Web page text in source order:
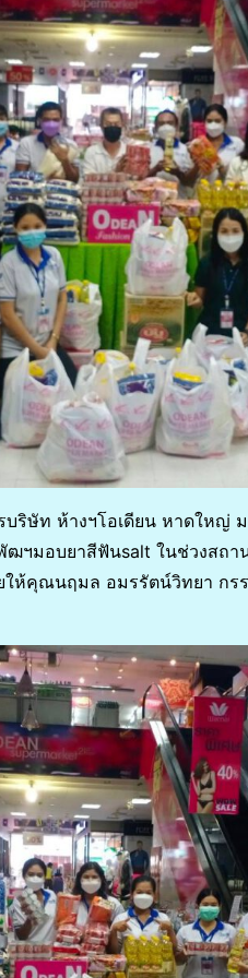
ษัท ห้างฯโอเดียน หาดใหญ่
ฯมอบยาสีฟันsalt ในช่วงสถา
ห้คุณนฤมล อมรรัตน์วิทยา กร